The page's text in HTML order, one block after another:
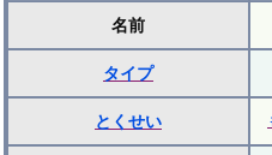
名前
タイプ
とくせい